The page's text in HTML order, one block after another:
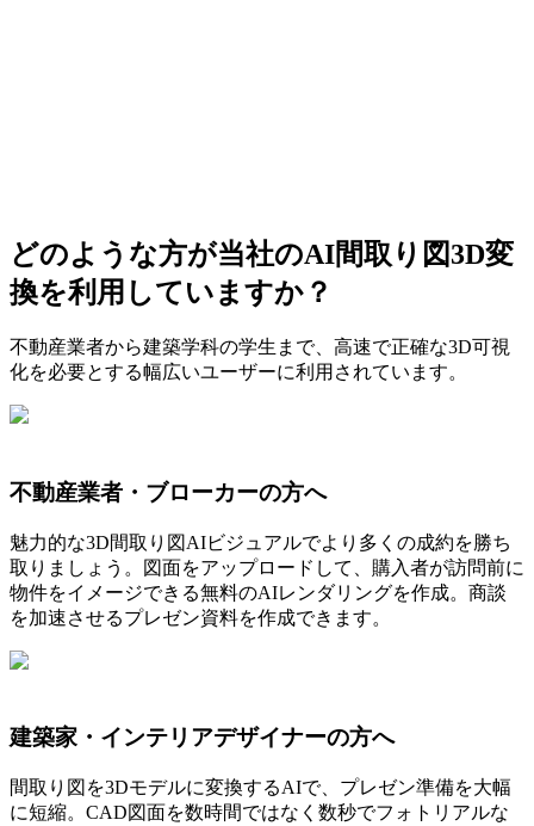
無料で変換を開始
どのような方が当社のAI間取り図3D変
換を利用していますか？
不動産業者から建築学科の学生まで、高速で正確な3D可視
化を必要とする幅広いユーザーに利用されています。
不動産業者・ブローカーの方へ
魅力的な3D間取り図AIビジュアルでより多くの成約を勝ち
取りましょう。図面をアップロードして、購入者が訪問前に
物件をイメージできる無料のAIレンダリングを作成。商談
を加速させるプレゼン資料を作成できます。
建築家・インテリアデザイナーの方へ
間取り図を3Dモデルに変換するAIで、プレゼン準備を大幅
に短縮。CAD図面を数時間ではなく数秒でフォトリアルな